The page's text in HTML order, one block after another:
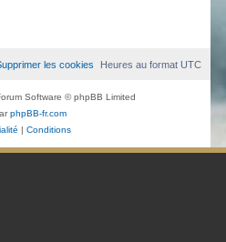
Heures au formatUTC
les cookies
Software © phpBB Limited
phpBB-fr.com
| Conditions